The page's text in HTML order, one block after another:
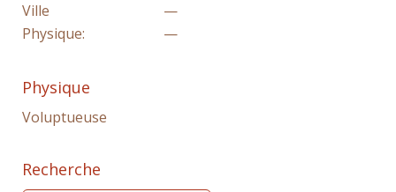
Ville
—
Physique:
—
Physique
Voluptueuse
Recherche